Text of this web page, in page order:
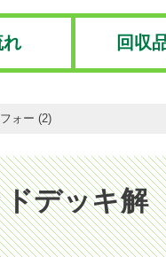
れ 回収
ォー (2)
デッキ解